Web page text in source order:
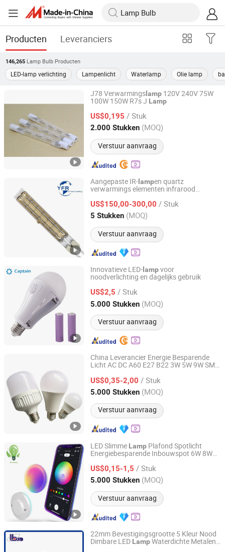
Producten Leveranciers
146,265 Lamp Bulb Producten
LED-lamp verlichting Lampenlicht Waterlamp Olie lamp
J78 Verwarmings lamp 120V 240V 75W
100W 150W R7s J Lamp
US$0,195 / Stuk
2.000 Stukken (MOQ)
Verstuur aanvraag
Qingdao Western Material Technology Co Ltd
Shandong, China Sinds 2023
Aangepaste IR- lampen quartz
verwarmings elementen infrarood
stralingsverwarmers halogeen
verwarmings lamp
Roland Komori drukmachine
US$150,00-300,00 / Stuk
5 Stukken (MOQ)
Verstuur aanvraag
Huaian Yinfrared Heating Tech Co., Ltd.
Jiangsu, China Sinds 2022
Innovatieve LED- lampvoor
noodverlichting en dagelijks gebruik
US$2,5 / Stuk
5.000 Stukken (MOQ)
Verstuur aanvraag
Hangzhou Captain Electronic Co., Ltd.
Zhejiang, China Sinds 2025
China Leverancier Energie Besparende
Licht AC DC A60 E27 B22 3W 5W 9W SMD
US$0,35-2,00 / Stuk
5.000 Stukken (MOQ)
Verstuur aanvraag
Jiangmen Gepsen Lighting Electric Co., Ltd.
Guangdong, China Sinds 2020
LED Slimme Lamp Plafond Spotlicht
Energiebesparende Inbouwspot 6W 8W
US$0,15-1,5 / Stuk
5.000 Stukken (MOQ)
Verstuur aanvraag
NINGBO SELLWELL LIGHTING APPLIANCE CO., LTD.
Zhejiang, China Sinds 2021
22mm Bevestigingsgrootte 5 Kleur Nood
Dimbare LED LampWaterdichte Metalen
HUANGSHAN SAFETY ELECTRIC TECHNOLOGY CO., LTD.